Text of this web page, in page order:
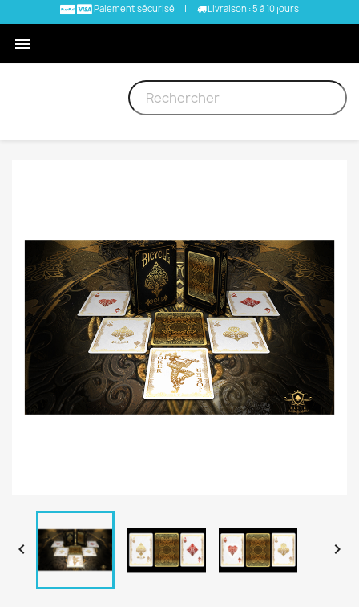
Paiement sécurisé | Livraison : 5 à 10 jours

 